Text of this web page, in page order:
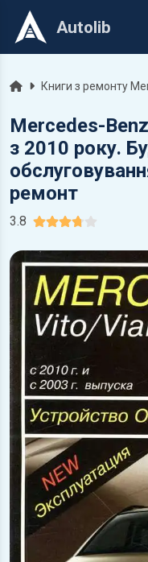
Autolib
ГоловнаКниги з ремонту
Mercedes-
з 2010 року.
ремонт
3.8